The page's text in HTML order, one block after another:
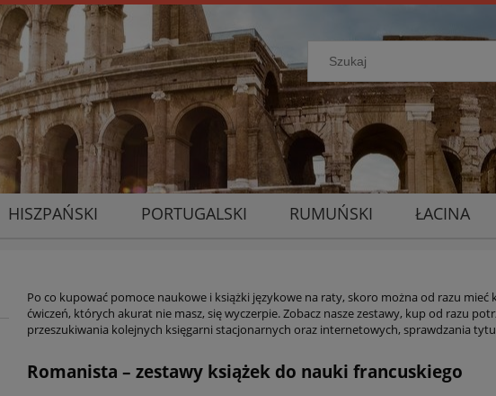
HISZPAŃSKI PORTUGALSKI RUMUŃSKI ŁACINA
Po co kupować pomoce naukowe i książki językowe na raty, skoro można od razu
ćwiczeń, których akurat nie masz, się wyczerpie. Zobacz nasze zestawy, kup od razu
przeszukiwania kolejnych księgarni stacjonarnych oraz internetowych, sprawdzania
Romanista – zestawy książek do nauki francuskiego